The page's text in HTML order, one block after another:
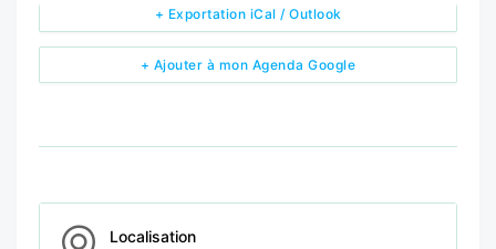
+ Ajouter à mon Agenda Google
+ Exportation iCal / Outlook
Localisation